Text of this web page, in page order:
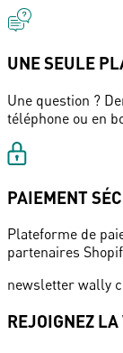
UNE SEULE
Une question ?
téléphone ou en
PAIEMENT
Plateforme de
partenaires
newsletter wally
REJOIGNEZ